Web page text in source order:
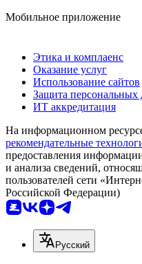
Мобильное приложение
Этика и комплаенс
Оказание услуг
Использование сайтов
Защита персональных
ИТ аккредитация
На информационном
рекомендательные
предоставления
и анализа сведений,
пользователей сети
Российской Федерации)
Русский